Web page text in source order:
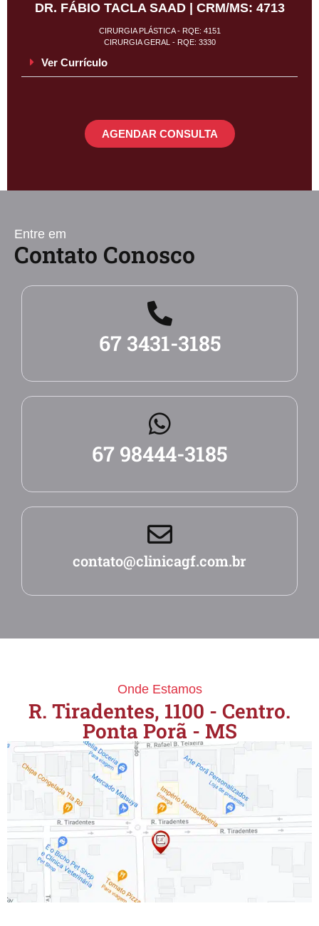
DR. FÁBIO TACLA SAAD | CRM/MS: 4713
CIRURGIA PLÁSTICA - RQE: 4151
CIRURGIA GERAL - RQE: 3330
Ver Currículo
AGENDAR CONSULTA
Entre em
Contato Conosco
67 3431-3185
67 98444-3185
contato@clinicagf.com.br
Onde Estamos
R. Tiradentes, 1100 - Centro.
Ponta Porã - MS